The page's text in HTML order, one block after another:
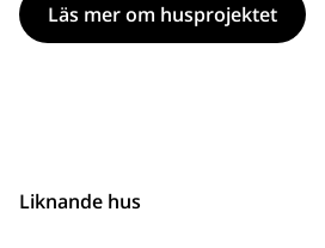
Läs mer om husprojektet
Liknande hus